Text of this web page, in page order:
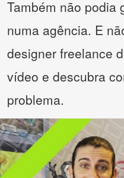
Também não podia
numa agência. E
designer freelance
vídeo e descubra
problema.